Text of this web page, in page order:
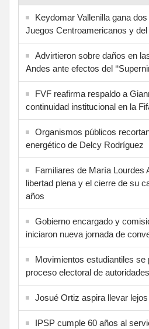
Keydomar Vallenilla gana
Juegos Centroamericanos y
Advirtieron sobre daños en
Andes ante efectos del
FVF reafirma respaldo a
continuidad institucional en la
Organismos públicos
energético de Delcy Rodríguez
Familiares de María Lourdes
libertad plena y el cierre de su
años
Gobierno encargado y
iniciaron nueva jornada de
Movimientos estudiantiles se
proceso electoral de
Josué Ortiz aspira llevar
IPSP cumple 60 años al